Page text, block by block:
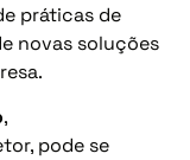
práticas de
novas soluções
,
pode se